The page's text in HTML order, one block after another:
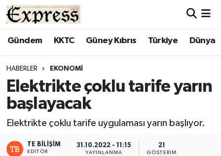
Gündem KKTC Güney Kıbrıs Türkiye Dünya
HABERLER EKONOMI
Elektrikte çoklu tarife yarın
başlayacak
Elektrikte çoklu tarife uygulaması yarın başlıyor.
TE BILIŞIM
EDITÖR
31.10.2022 - 11:15
YAYINLANMA
21
GÖSTERIM
ALAYKÖY
BİLİM
ÇATALKÖY
Hava Durumu
Süper Lig Puan Durumu ve Fikstür
Tüm Manşetler